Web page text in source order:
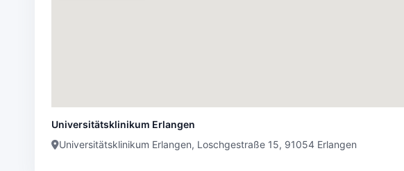
Universitätsklinikum Erlangen
Universitätsklinikum Erlangen, Loschgestraße 15, 91054 Erlangen